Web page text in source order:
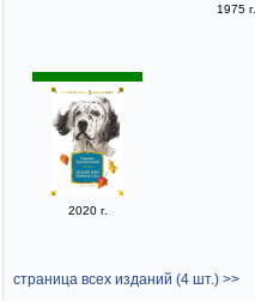
1975 г.
2020 г.
страница всех изданий (4 шт.) >>